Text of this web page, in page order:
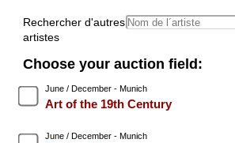
Rechercher d'autres
artistes
Choose your auction field:
June / December - Munich
Art of the 19th Century
June / December - Munich